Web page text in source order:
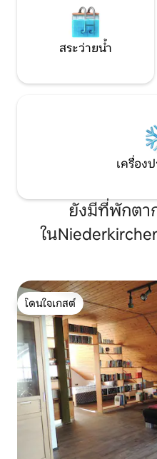
สระว่ายน้ำ
เครื่อง
ยังมีที่พักตา
ใน
โดนใจเกสต์
โดนใจเกสต์